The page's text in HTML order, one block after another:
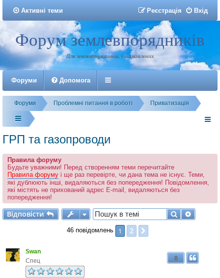
Активні теми Вхід
Реєстрація
Реєстрація
Форум землевпорядників
Для землевпорядників, і зацікавлених
Форуми Допомога
Форуми Проблемні питання в роботі Приватизація
ГРП та газопроводи
Правила форуму
Будьте уважними! Перед створенням теми перечитайте
Правила форуму і ще раз перевірте, чи дана тема не існує. Теми,
які дублюють інші, видаляються без попередження! Повідомлення,
які містять не прихований адрес E-mail, видаляються без
попередження!
Відповісти
Відповісти Пошук
46 повідомлень 1 2
Swan
Спец
0